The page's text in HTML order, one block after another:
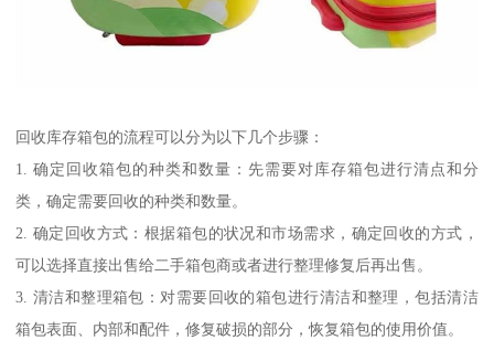
回收库存箱包的流程可以分为以下几个步骤：
1. 确定回收箱包的种类和数量：先需要对库存箱包进行清点和分
类，确定需要回收的种类和数量。
2. 确定回收方式：根据箱包的状况和市场需求，确定回收的方式，
可以选择直接出售给二手箱包商或者进行整理修复后再出售。
3. 清洁和整理箱包：对需要回收的箱包进行清洁和整理，包括清洁
箱包表面、内部和配件，修复破损的部分，恢复箱包的使用价值。